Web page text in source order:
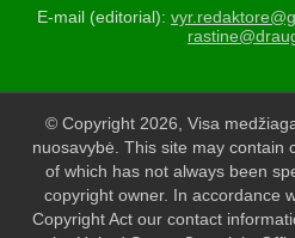
E-mail (editorial):
© Copyright 2026, Visa
nuosavybė. This site may contain
of which has not always been
copyright owner. In accordance
Copyright Act our contact